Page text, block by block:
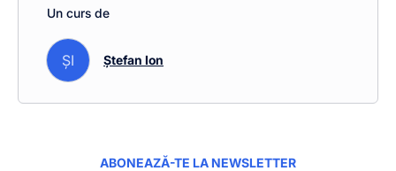
Un curs de
ȘI Ștefan Ion
ABONEAZĂ-TE LA NEWSLETTER